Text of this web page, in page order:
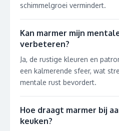
schimmelgroei vermindert.
Kan marmer mijn
verbeteren?
Ja, de rustige kleuren en
een kalmerende sfeer, wat
mentale rust bevordert.
Hoe draagt marmer bij
keuken?